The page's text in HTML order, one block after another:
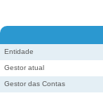
Entidade
Gestor atual
Gestor das Contas